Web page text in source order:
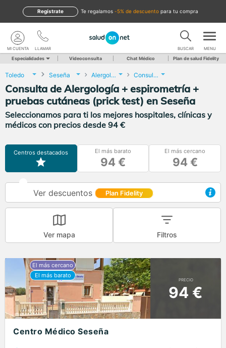
te regalamos -5% de descuento para tu compra
Regístrate
LLAMAR
MI CUENTA BUSCAR MENU
Especialidades Videoconsulta Chat Médico Plan de salud Fidelity
Toledo Seseña Alergología Consulta de Alergología + espirometría + pruebas cutáneas (prick test)
Consulta de Alergología + espirometría +
pruebas cutáneas (prick test) en Seseña
Seleccionamos para ti los mejores hospitales, clínicas y
médicos con precios desde 94 €
Centros destacados El más barato
94 €
El más cercano
94 €
Ver descuentos Plan Fidelity
Ver mapa Filtros
PRECIO
94 €
Centro Médico Seseña